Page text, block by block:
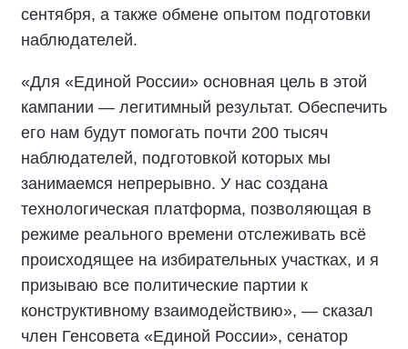
сентября, а также обмене опытом подготовки
наблюдателей.
«Для «Единой России» основная цель в этой
кампании — легитимный результат. Обеспечить
его нам будут помогать почти 200 тысяч
наблюдателей, подготовкой которых мы
занимаемся непрерывно. У нас создана
технологическая платформа, позволяющая в
режиме реального времени отслеживать всё
происходящее на избирательных участках, и я
призываю все политические партии к
конструктивному взаимодействию», — сказал
член Генсовета «Единой России», сенатор